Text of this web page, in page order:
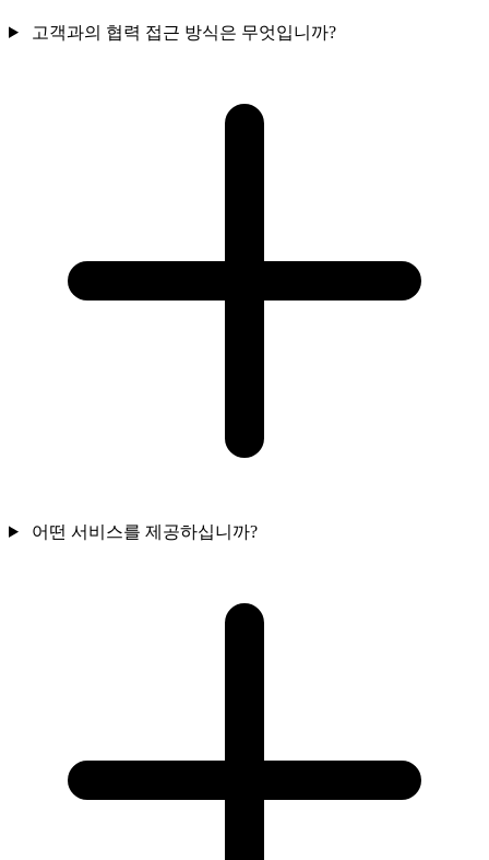
고객과의 협력 접근 방식은 무엇입니까?
어떤 서비스를 제공하십니까?